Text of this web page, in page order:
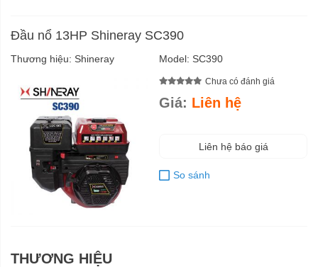
Đầu nổ 13HP Shineray SC390
Thương hiệu: Shineray Model: SC390
Chưa có đánh giá
Giá: Liên hệ
Liên hệ báo giá
So sánh
THƯƠNG HIỆU